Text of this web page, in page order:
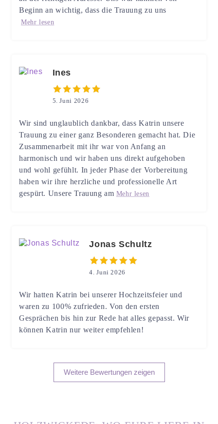
Beginn an wichtig, dass die Trauung zu uns
Mehr lesen
Ines
5. Juni 2026
Wir sind unglaublich dankbar, dass Katrin unsere
Trauung zu einer ganz Besonderen gemacht hat. Die
Zusammenarbeit mit ihr war von Anfang an
harmonisch und wir haben uns direkt aufgehoben
und wohl gefühlt. In jeder Phase der Vorbereitung
haben wir ihre herzliche und professionelle Art
gespürt. Unsere Trauung am Mehr lesen
Jonas Schultz
4. Juni 2026
Wir hatten Katrin bei unserer Hochzeitsfeier und
waren zu 100% zufrieden. Von den ersten
Gesprächen bis hin zur Rede hat alles gepasst. Wir
können Katrin nur weiter empfehlen!
Weitere Bewertungen zeigen